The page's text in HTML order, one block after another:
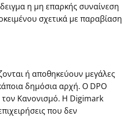
η μη επαρκής συναίνεση
σχετικά με παραβίαση
ή αποθηκεύουν μεγάλες
δημόσια αρχή. Ο DPO
τον Κανονισμό. Η Digimark
που δεν